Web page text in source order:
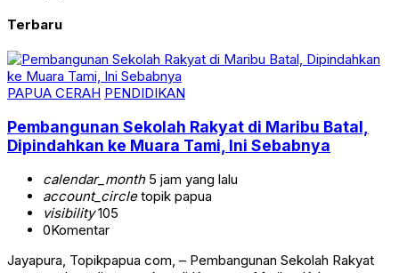
Terbaru
PAPUA CERAH PENDIDIKAN
Pembangunan Sekolah Rakyat di Maribu Batal,
Dipindahkan ke Muara Tami, Ini Sebabnya
calendar_month5 jam yang lalu
account_circletopik papua
visibility105
0Komentar
Jayapura, Topikpapua com, – Pembangunan Sekolah Rakyat